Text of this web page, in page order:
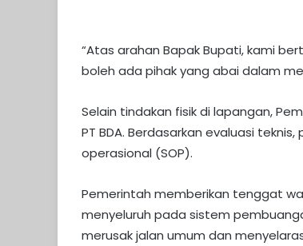
“Atas arahan Bapak Bupati, kami
boleh ada pihak yang abai dalam
Selain tindakan fisik di lapangan,
PT BDA. Berdasarkan evaluasi
operasional (SOP).
Pemerintah memberikan tenggat
menyeluruh pada sistem
merusak jalan umum dan